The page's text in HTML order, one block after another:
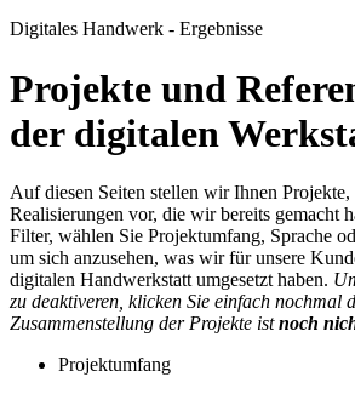
Digitales Handwerk - Ergebnisse
Projekte und
der digitalen
Auf diesen Seiten stellen wir Ihnen
Realisierungen vor, die wir bereits gemacht
Filter, wählen Sie Projektumfang, Sprache
um sich anzusehen, was wir für unsere
digitalen Handwerkstatt umgesetzt haben.
zu deaktiveren, klicken Sie einfach nochmal
Zusammenstellung der Projekte istnoch
Projektumfang